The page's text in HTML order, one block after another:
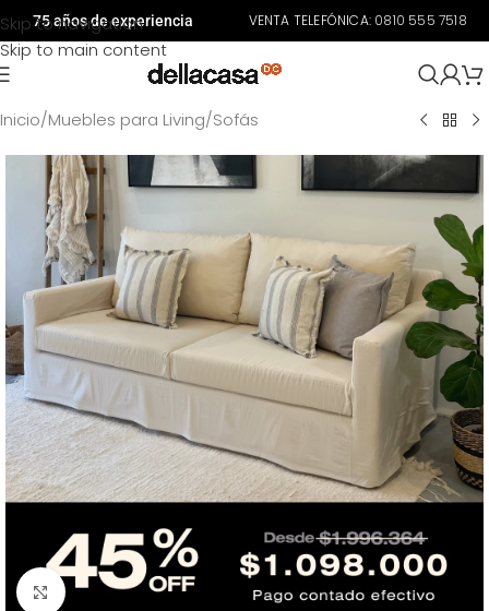
Skip to navigation
Skip to main content
75 años de experiencia VENTA TELEFÓNICA: 0810 555 7518
Inicio/Muebles para Living/Sofás
Click to enlarge